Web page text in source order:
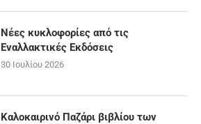
Νέες κυκλοφορίες από τις
Εναλλακτικές Εκδόσεις
30 Ιουλίου 2026
Καλοκαιρινό Παζάρι βιβλίου των